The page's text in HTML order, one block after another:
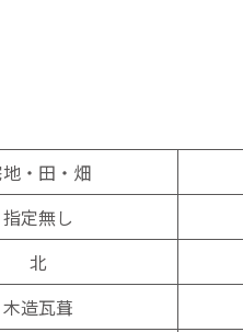
・田・畑
指定無し
北
木造瓦葺